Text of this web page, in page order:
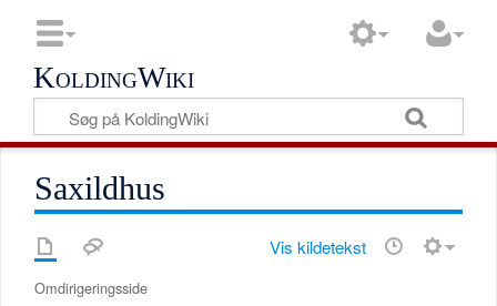
KoldingWiki
Saxildhus
Vis kildetekst
Omdirigeringsside